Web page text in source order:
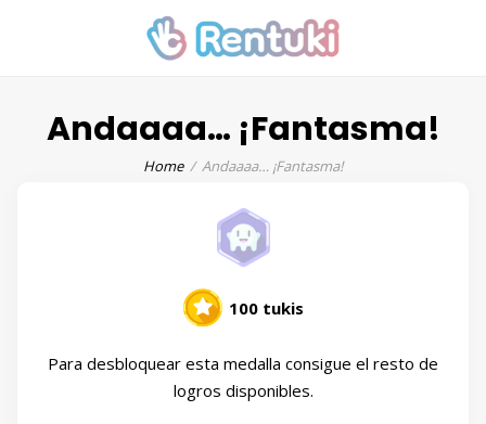
Andaaaa… ¡Fantasma!
Home Andaaaa… ¡Fantasma!
100 tukis
Para desbloquear esta medalla consigue el resto de
logros disponibles.